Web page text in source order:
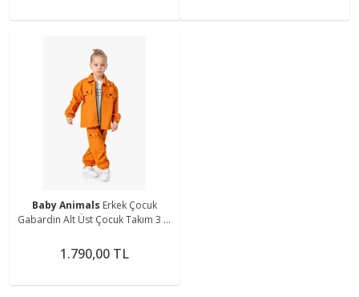
Baby Animals Erkek Çocuk
Gabardin Alt Üst Çocuk Takım 3 lü
Çocuk Giyim
1.790,00 TL